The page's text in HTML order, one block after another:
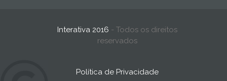
Interativa 2016 - Todos os direitos
reservados
Política de Privacidade